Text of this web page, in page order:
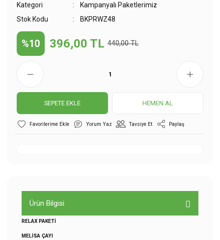
Kategori
Kampanyalı Paketlerimiz
Stok Kodu
BKPRWZ48
%10 396,00 TL 440,00 TL
SEPETE EKLE HEMEN AL
Yorum Yaz Tavsiye Et Paylaş
Ürün Bilgisi
RELAX PAKETİ
MELİSA ÇAYI